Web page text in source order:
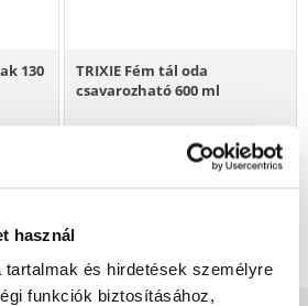
használ
tartalmak és hirdetések személyre
funkciók biztosításához,
130
TRIXIE Fém tál oda
csavarozható 600 ml